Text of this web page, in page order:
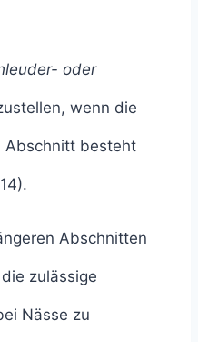
oder
wenn die
Abschnitt besteht
Abschnitten
zulässige
Nässe zu